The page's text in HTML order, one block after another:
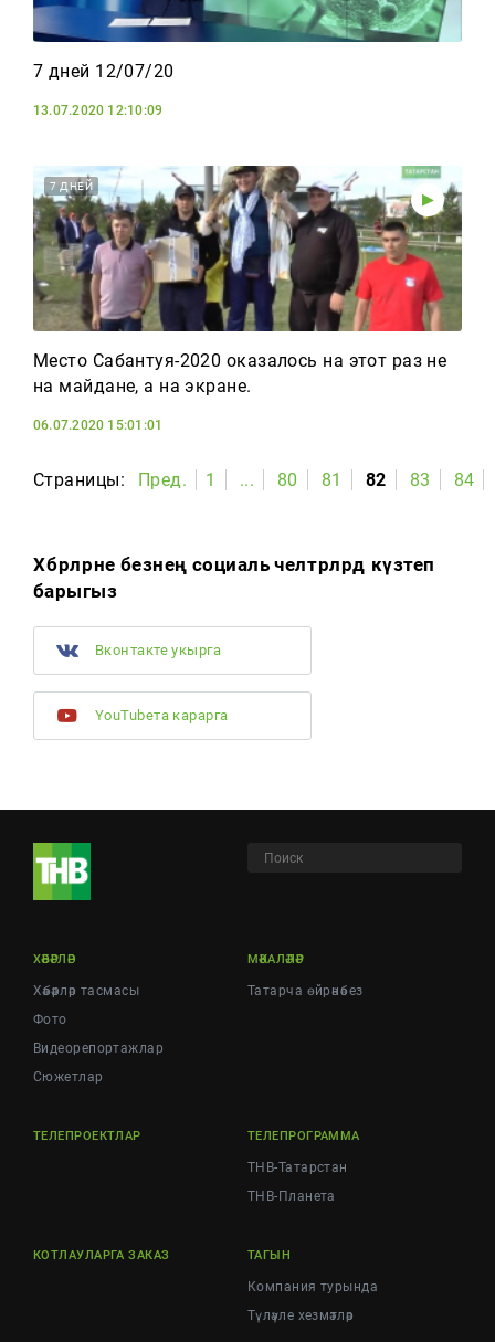
7 дней 12/07/20
13.07.2020 12:10:09
7 ДНЕЙ
Место Сабантуя-2020 оказалось на этот раз не
на майдане, а на экране.
06.07.2020 15:01:01
Страницы: Пред. 1 ... 80 81 82 83 84
Хәбәрләрне безнең социаль челтәрләрдә күзәтеп
барыгыз
Вконтакте укырга
YouTubeта карарга
ХӘБӘРЛӘР
Хәбәрләр тасмасы
Фото
Видеорепортажлар
Cюжетлар
МӘКАЛӘЛӘР
Татарча өйрәнәбез
ТЕЛЕПРОЕКТЛАР ТЕЛЕПРОГРАММА
ТНВ-Татарстан
ТНВ-Планета
КОТЛАУЛАРГА ЗАКАЗ ТАГЫН
Компания турында
Түләүле хезмәтләр